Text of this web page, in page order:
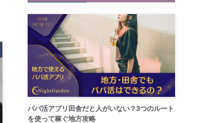
パパ活アプリ田舎だと人がいない？3つのルート
を使って稼ぐ地方攻略